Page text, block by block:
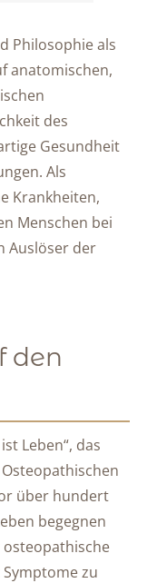
Philosophie als
anatomischen,
des
Gesundheit
Als
Krankheiten,
Menschen bei
Auslöser der
den
Leben“, das
über hundert
begegnen
zu